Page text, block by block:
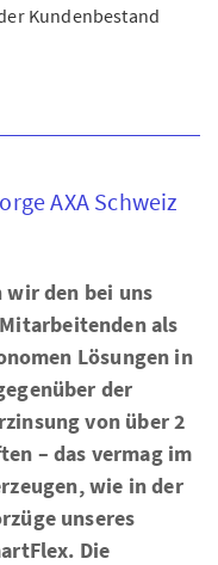
Kundenbestand
AXA Schweiz
wir den bei uns
als
Lösungen in
der
von über 2
– das vermag im
wie in der
unseres
Die